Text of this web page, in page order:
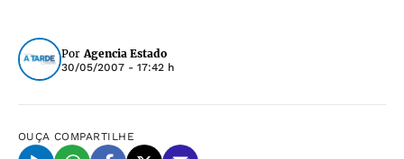
Por Agencia Estado
30/05/2007 - 17:42 h
OUÇA COMPARTILHE